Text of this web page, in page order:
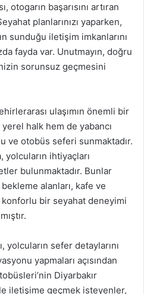
otogarın başarısını artıran
planlarınızı yaparken,
sunduğu iletişim imkanlarını
fayda var. Unutmayın, doğru
sorunsuz geçmesini
ulaşımın önemli bir
halk hem de yabancı
ve otobüs seferi sunmaktadır.
yolcuların ihtiyaçları
bulunmaktadır. Bunlar
alanları, kafe ve
konforlu bir seyahat deneyimi
yolcuların sefer detaylarını
yapmaları açısından
Diyarbakır
iletişime geçmek isteyenler,